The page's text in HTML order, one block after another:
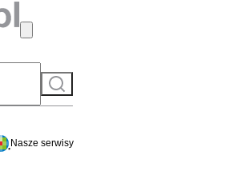
Szukaj
Nasze serwisy